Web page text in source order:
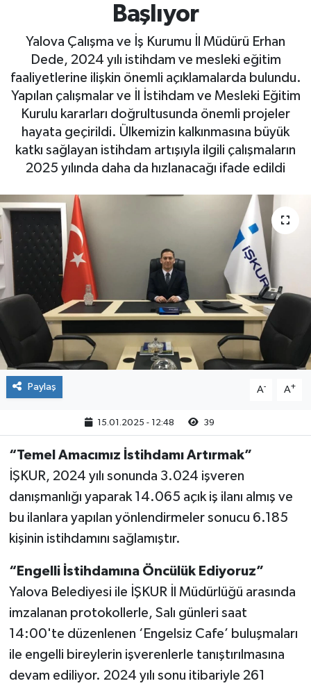
Başlıyor
Yalova Çalışma ve İş Kurumu İl Müdürü Erhan
Dede, 2024 yılı istihdam ve mesleki eğitim
faaliyetlerine ilişkin önemli açıklamalarda bulundu.
Yapılan çalışmalar ve İl İstihdam ve Mesleki Eğitim
Kurulu kararları doğrultusunda önemli projeler
hayata geçirildi. Ülkemizin kalkınmasına büyük
katkı sağlayan istihdam artışıyla ilgili çalışmaların
2025 yılında daha da hızlanacağı ifade edildi
Paylaş A- A+
15.01.2025 - 12:48 39
“Temel Amacımız İstihdamı Artırmak”
İŞKUR, 2024 yılı sonunda 3.024 işveren
danışmanlığı yaparak 14.065 açık iş ilanı almış ve
bu ilanlara yapılan yönlendirmeler sonucu 6.185
kişinin istihdamını sağlamıştır.
“Engelli İstihdamına Öncülük Ediyoruz”
Yalova Belediyesi ile İŞKUR İl Müdürlüğü arasında
imzalanan protokollerle, Salı günleri saat
14:00'te düzenlenen ‘Engelsiz Cafe’ buluşmaları
ile engelli bireylerin işverenlerle tanıştırılmasına
devam ediliyor. 2024 yılı sonu itibariyle 261